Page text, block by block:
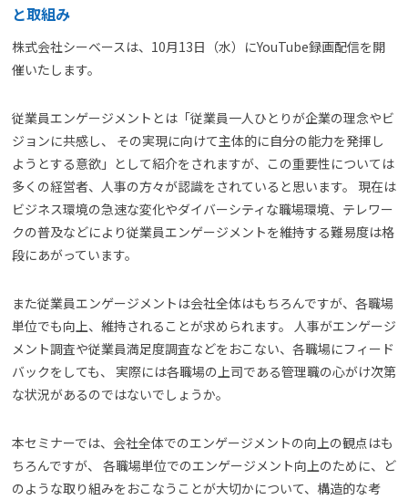
と取組み
株式会社シーベースは、10月13日（水）にYouTube録画配信を開
催いたします。
従業員エンゲージメントとは「従業員一人ひとりが企業の理念やビ
ジョンに共感し、 その実現に向けて主体的に自分の能力を発揮し
ようとする意欲」として紹介をされますが、この重要性については
多くの経営者、人事の方々が認識をされていると思います。 現在は
ビジネス環境の急速な変化やダイバーシティな職場環境、テレワー
クの普及などにより従業員エンゲージメントを維持する難易度は格
段にあがっています。
また従業員エンゲージメントは会社全体はもちろんですが、各職場
単位でも向上、維持されることが求められます。 人事がエンゲージ
メント調査や従業員満足度調査などをおこない、各職場にフィード
バックをしても、 実際には各職場の上司である管理職の心がけ次第
な状況があるのではないでしょうか。
本セミナーでは、会社全体でのエンゲージメントの向上の観点はも
ちろんですが、 各職場単位でのエンゲージメント向上のために、ど
のような取り組みをおこなうことが大切かについて、構造的な考